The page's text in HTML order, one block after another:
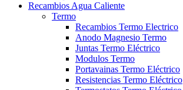
Recambios Agua Caliente
Termo
Recambios Termo Electrico
Anodo Magnesio Termo
Juntas Termo Eléctrico
Modulos Termo
Portavainas Termo Eléctrico
Resistencias Termo Eléctrico